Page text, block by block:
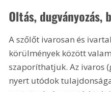
Oltás, dugványozás,
A szőlőt ivarosan és
körülmények között
szaporíthatjuk. Az ivaros
nyert utódok